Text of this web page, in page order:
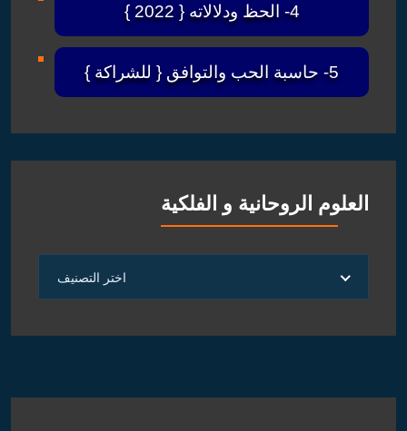
4- الحظ ودلالاته { 2022 }
5- حاسبة الحب والتوافق { للشراكة }
العلوم الروحانية و الفلكية
الروحانية
الفلكية
اختر التصنيف